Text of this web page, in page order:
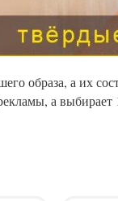
образа, а их
а